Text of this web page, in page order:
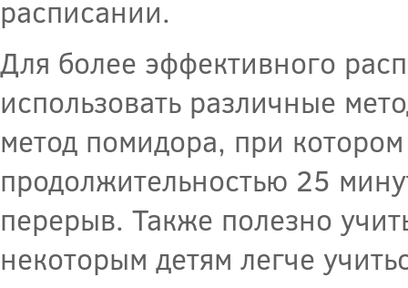
расписании.
Для более эффективного
использовать различные
метод помидора, при
продолжительностью 25
перерыв. Также полезно
некоторым детям легче